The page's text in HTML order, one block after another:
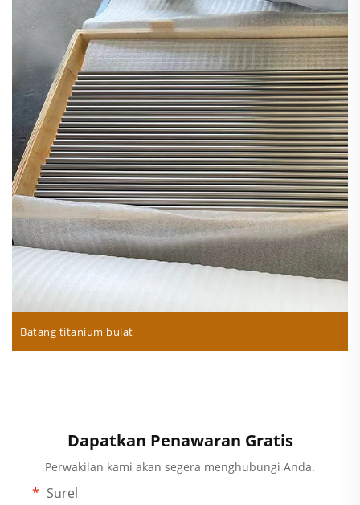
Batang titanium bulat
Dapatkan Penawaran Gratis
Perwakilan kami akan segera menghubungi Anda.
Surel